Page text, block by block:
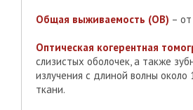
Общая выживаемость (ОВ) –
Оптическая когерентная
слизистых оболочек, а также
излучения с длиной волны
ткани.